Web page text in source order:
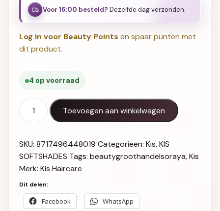
Voor 16:00 besteld? Dezelfde dag verzonden.
Log in voor Beauty Points en spaar punten met
dit product.
4 op voorraad
Kis Softshades 09NW aantal
Toevoegen aan winkelwagen
SKU: 8717496448019 Categorieën: Kis,KIS
SOFTSHADES Tags: beautygroothandelsoraya,Kis
Merk: Kis Haircare
Dit delen:
Facebook WhatsApp